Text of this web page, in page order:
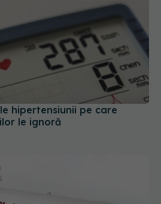
hipertensiunii pe care
le ignoră